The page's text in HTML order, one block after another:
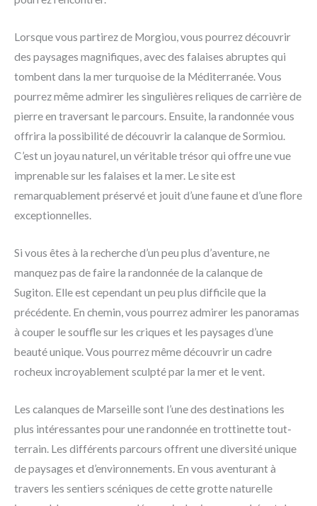
Lorsque vous partirez de Morgiou, vous pourrez découvrir
des paysages magnifiques, avec des falaises abruptes qui
tombent dans la mer turquoise de la Méditerranée. Vous
pourrez même admirer les singulières reliques de carrière de
pierre en traversant le parcours. Ensuite, la randonnée vous
offrira la possibilité de découvrir la calanque de Sormiou.
C’est un joyau naturel, un véritable trésor qui offre une vue
imprenable sur les falaises et la mer. Le site est
remarquablement préservé et jouit d’une faune et d’une flore
exceptionnelles.
Si vous êtes à la recherche d’un peu plus d’aventure, ne
manquez pas de faire la randonnée de la calanque de
Sugiton. Elle est cependant un peu plus difficile que la
précédente. En chemin, vous pourrez admirer les panoramas
à couper le souffle sur les criques et les paysages d’une
beauté unique. Vous pourrez même découvrir un cadre
rocheux incroyablement sculpté par la mer et le vent.
Les calanques de Marseille sont l’une des destinations les
plus intéressantes pour une randonnée en trottinette tout-
terrain. Les différents parcours offrent une diversité unique
de paysages et d’environnements. En vous aventurant à
travers les sentiers scéniques de cette grotte naturelle